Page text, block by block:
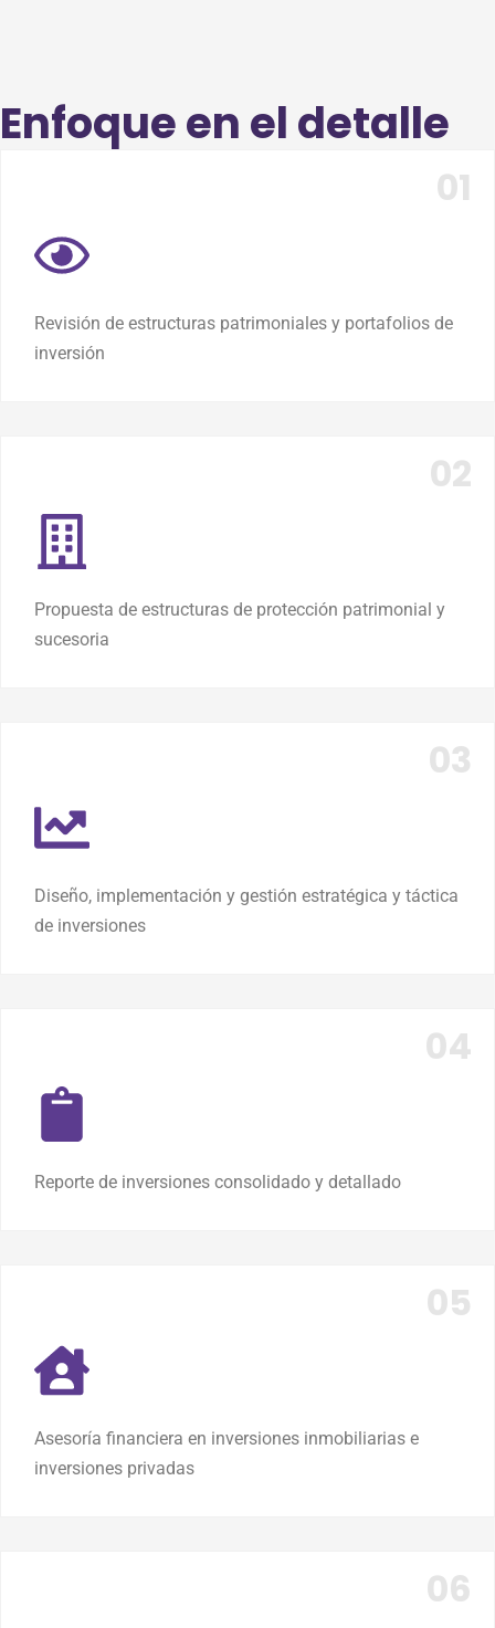
Enfoque en el detalle
Revisión de estructuras patrimoniales y portafolios de
inversión
Propuesta de estructuras de protección patrimonial y
sucesoria
Diseño, implementación y gestión estratégica y táctica
de inversiones
Reporte de inversiones consolidado y detallado
Asesoría financiera en inversiones inmobiliarias e
inversiones privadas